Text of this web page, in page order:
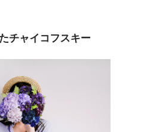
チャイコフスキー